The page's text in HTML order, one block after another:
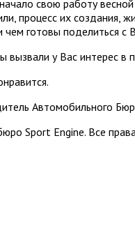
свою работу
процесс их создания,
готовы поделиться с
вызвали у Вас интерес в
Автомобильного
Sport Engine. Все